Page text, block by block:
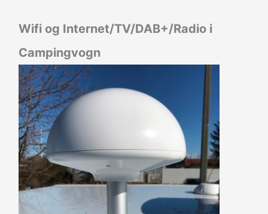
Wifi og Internet/TV/DAB+/Radio i
Campingvogn